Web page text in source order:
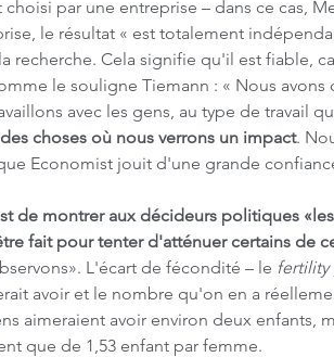
par une entreprise – dans ce cas,
le résultat « est totalement
recherche. Cela signifie qu'il est fiable,
le souligne Tiemann : « Nous avons
avec les gens, au type de travail
choses où nous verrons un impact.
Economist jouit d'une grande
de montrer aux décideurs politiques
fait pour tenter d'atténuer certains de
L'écart de fécondité – le fertility
avoir et le nombre qu'on en a
aimeraient avoir environ deux enfants,
que de 1,53 enfant par femme.